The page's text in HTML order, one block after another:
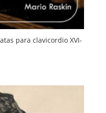
para clavicordio XVI-